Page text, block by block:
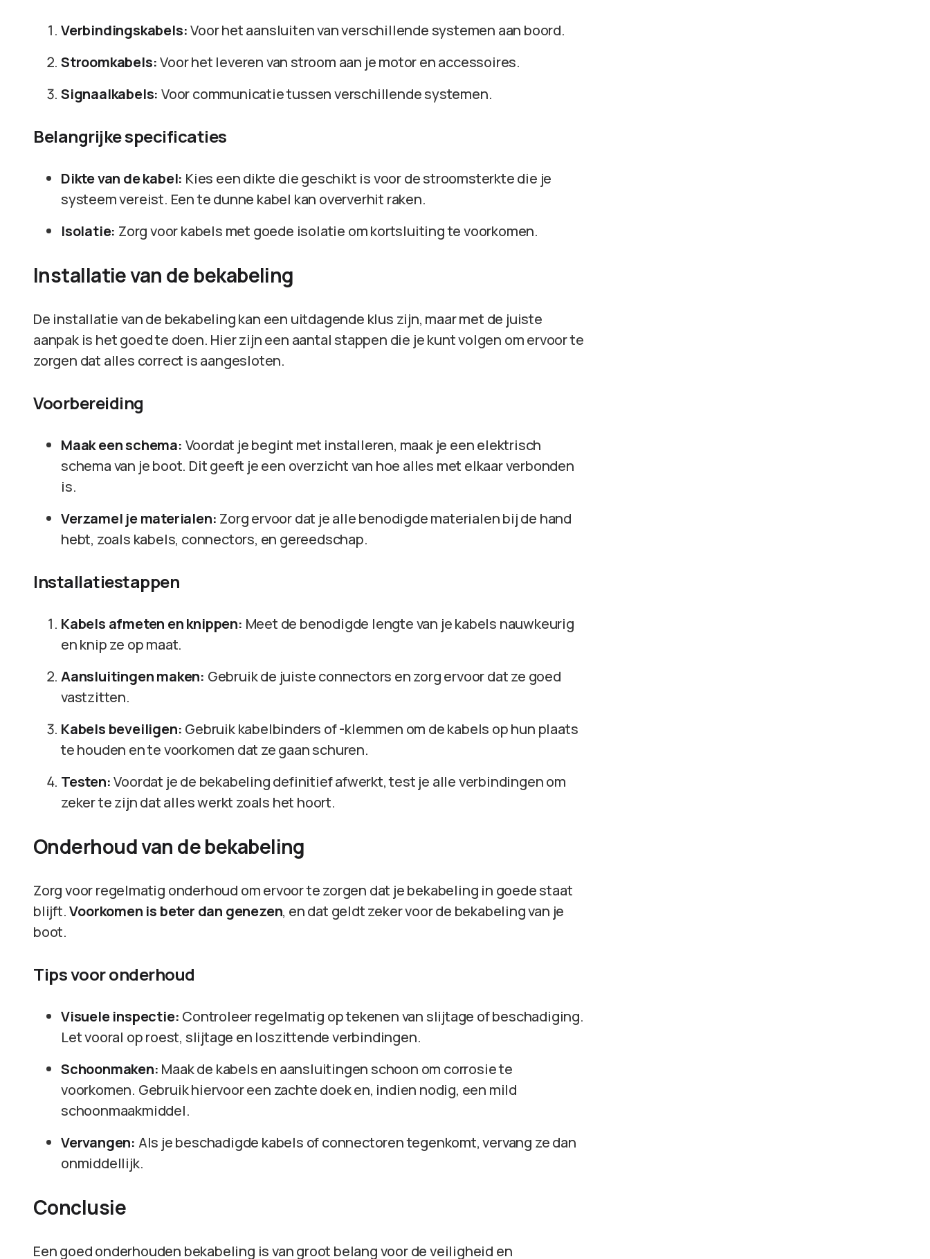
Verbindingskabels:Voor het aansluiten van verschillende systemen aan boord.
Stroomkabels:Voor het leveren van stroom aan je motor en accessoires.
Signaalkabels: Voor communicatie tussen verschillende systemen.
Belangrijke specificaties
Dikte van de kabel: Kies een dikte die geschikt is voor de stroomsterkte die je
systeem vereist. Een te dunne kabel kan oververhit raken.
Isolatie: Zorg voor kabels met goede isolatie om kortsluiting te voorkomen.
Installatie van de bekabeling
De installatie van de bekabeling kan een uitdagende klus zijn, maar met de juiste
aanpak is het goed te doen. Hier zijn een aantal stappen die je kunt volgen om ervoor te
zorgen dat alles correct is aangesloten.
Voorbereiding
Maak een schema: Voordat je begint met installeren, maak je een elektrisch
schema van je boot. Dit geeft je een overzicht van hoe alles met elkaar verbonden
is.
Verzamel je materialen: Zorg ervoor dat je alle benodigde materialen bij de hand
hebt, zoals kabels, connectors, en gereedschap.
Installatiestappen
Kabels afmeten en knippen: Meet de benodigde lengte van je kabels nauwkeurig
en knip ze op maat.
Aansluitingen maken: Gebruik de juiste connectors en zorg ervoor dat ze goed
vastzitten.
Kabels beveiligen: Gebruik kabelbinders of -klemmen om de kabels op hun plaats
te houden en te voorkomen dat ze gaan schuren.
Testen:Voordat je de bekabeling definitief afwerkt, test je alle verbindingen om
zeker te zijn dat alles werkt zoals het hoort.
Onderhoud van de bekabeling
Zorg voor regelmatig onderhoud om ervoor te zorgen dat je bekabeling in goede staat
blijft.Voorkomen is beter dan genezen, en dat geldt zeker voor de bekabeling van je
boot.
Tips voor onderhoud
Visuele inspectie: Controleer regelmatig op tekenen van slijtage of beschadiging.
Let vooral op roest, slijtage en loszittende verbindingen.
Schoonmaken: Maak de kabels en aansluitingen schoon om corrosie te
voorkomen. Gebruik hiervoor een zachte doek en, indien nodig, een mild
schoonmaakmiddel.
Vervangen: Als je beschadigde kabels of connectoren tegenkomt, vervang ze dan
onmiddellijk.
Conclusie
Een goed onderhouden bekabeling is van groot belang voor de veiligheid en